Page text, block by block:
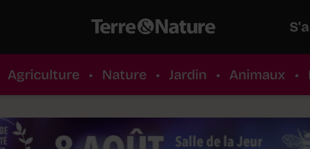
Agriculture • Nature • Jardin • Animaux •